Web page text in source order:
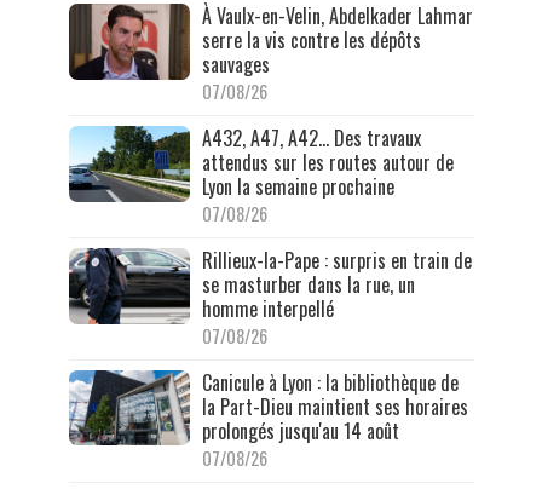
À Vaulx-en-Velin, Abdelkader Lahmar
serre la vis contre les dépôts
sauvages
07/08/26
A432, A47, A42… Des travaux
attendus sur les routes autour de
Lyon la semaine prochaine
07/08/26
Rillieux-la-Pape : surpris en train de
se masturber dans la rue, un
homme interpellé
07/08/26
Canicule à Lyon : la bibliothèque de
la Part-Dieu maintient ses horaires
prolongés jusqu'au 14 août
07/08/26